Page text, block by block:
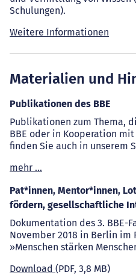
Schulungen).
Weitere Informationen
Materialien und
Publikationen des BBE
Publikationen zum Thema,
BBE oder in Kooperation
finden Sie auch in unserem
mehr …
Pat*innen, Mentor*innen,
fördern, gesellschaftliche
Dokumentation des 3. BBE-
November 2018 in Berlin im
»Menschen stärken
Download (PDF, 3,8 MB)